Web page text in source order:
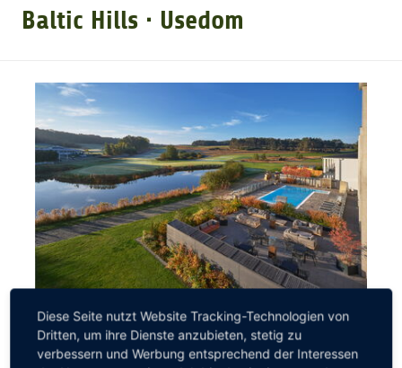
GOLFTURNIERE
MITGLIEDSCHAFT
GOLF NEWS
GOLFEINSTEIGER
Baltic Hills ∙ Usedom
Hier laden Sie Europas längste Strandpromenade
Diese Seite nutzt Website Tracking-Technologien von
Dritten, um ihre Dienste anzubieten, stetig zu
verbessern und Werbung entsprechend der Interessen